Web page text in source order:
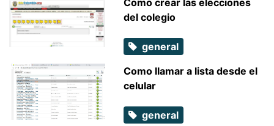
Como crear las elecciones
del colegio
general
Como llamar a lista desde el
celular
general